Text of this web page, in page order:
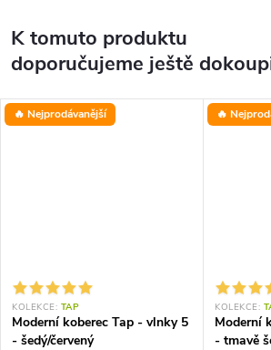
K tomuto produktu
doporučujeme ještě
🔥 Nejprodávanější
KOLEKCE: TAP
Moderní koberec Tap - vlnky 5
- šedý/červený
🔥
KOLEKCE:
Moderní
- tmavě